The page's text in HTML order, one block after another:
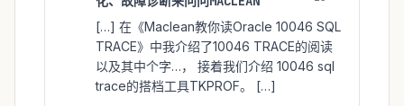
[…] 在《Maclean教你读Oracle 10046 SQL
TRACE》中我介绍了10046 TRACE的阅读
以及其中个字…， 接着我们介绍 10046 sql
trace的搭档工具TKPROF。 […]